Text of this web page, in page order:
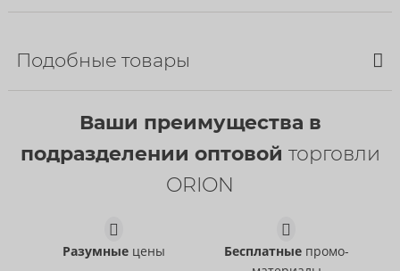
SKYN
04171060000
Extra Lubricated
SKYN
Подобные товары
Ваши преимущества в
подразделении оптовой торговли
ORION
Разумныецены Бесплатныепромо-